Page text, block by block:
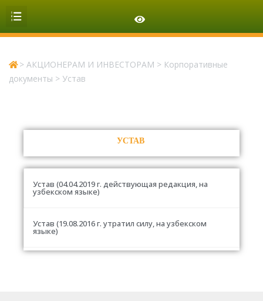
> АКЦИОНЕРАМ И ИНВЕСТОРАМ > Корпоративные
документы > Устав
УСТАВ
Устав (04.04.2019 г. действующая редакция, на
узбекском языке)
Устав (19.08.2016 г. утратил силу, на узбекском
языке)